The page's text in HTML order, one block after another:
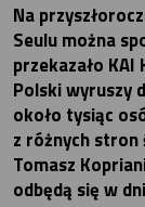
Na
Seulu można
przekazało
Polski wyruszy
około tysiąc
z różnych
Tomasz
odbędą się w